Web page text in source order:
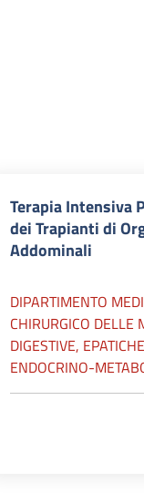
Terapia Intensiva
dei Trapianti di
Addominali
DIPARTIMENTO
CHIRURGICO DELLE
DIGESTIVE,
ENDOCRINO-